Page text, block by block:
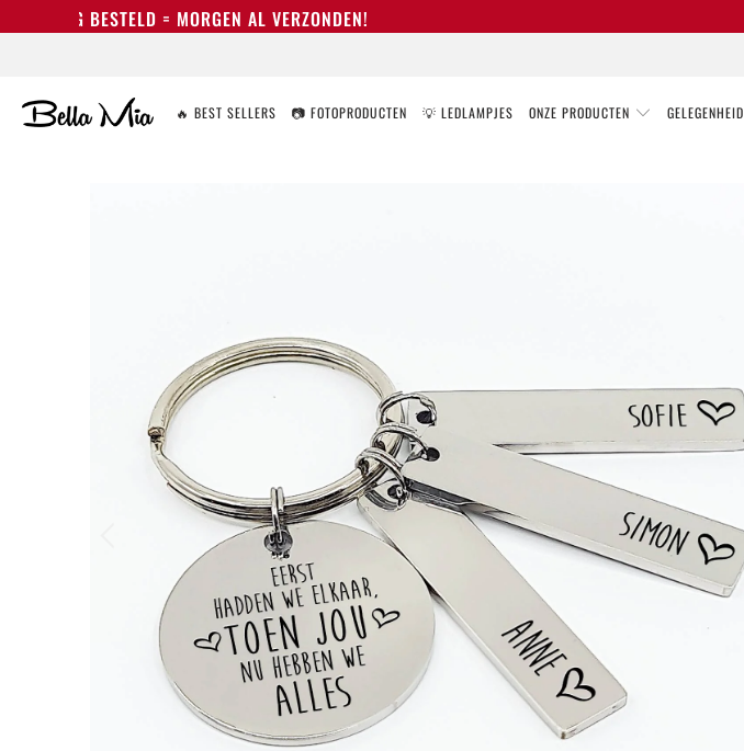
VERZONDEN!
🔥 BEST SELLERS 📷 FOTOPRODUCTEN 💡 LEDLAMPJES ONZE PRODUCTEN GELEGENHEID